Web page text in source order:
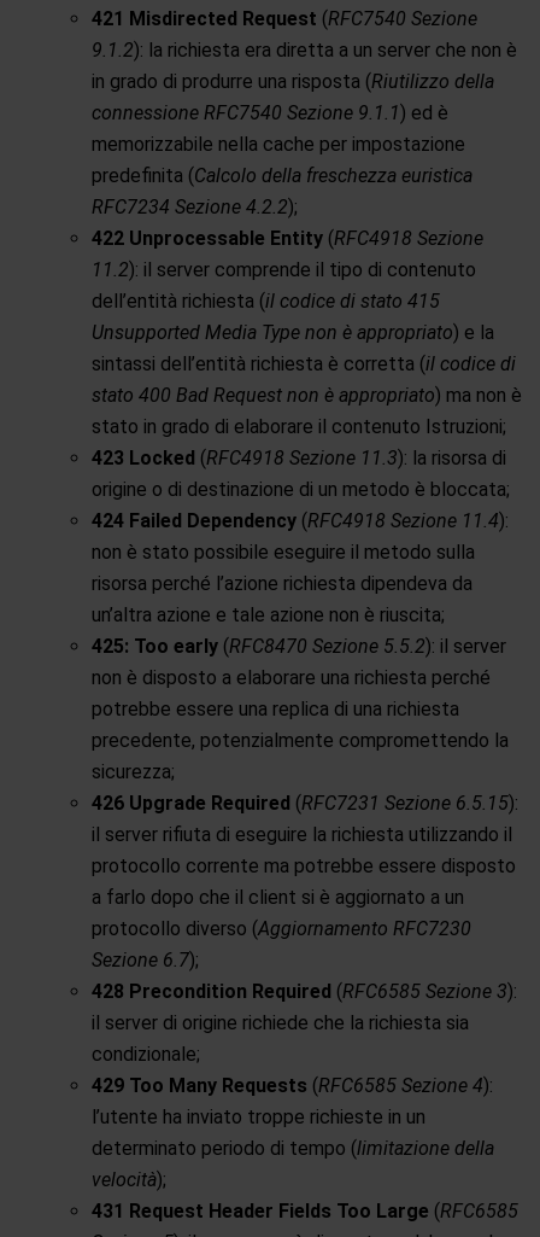
421 Misdirected Request (RFC7540 Sezione
9.1.2): la richiesta era diretta a un server che non è
in grado di produrre una risposta (Riutilizzo della
connessione RFC7540 Sezione 9.1.1) ed è
memorizzabile nella cache per impostazione
predefinita (Calcolo della freschezza euristica
RFC7234 Sezione 4.2.2);
422 Unprocessable Entity (RFC4918 Sezione
11.2): il server comprende il tipo di contenuto
dell’entità richiesta (il codice di stato 415
Unsupported Media Type non è appropriato) e la
sintassi dell’entità richiesta è corretta (il codice di
stato 400 Bad Request non è appropriato) ma non è
stato in grado di elaborare il contenuto Istruzioni;
423 Locked (RFC4918 Sezione 11.3): la risorsa di
origine o di destinazione di un metodo è bloccata;
424 Failed Dependency (RFC4918 Sezione 11.4):
non è stato possibile eseguire il metodo sulla
risorsa perché l’azione richiesta dipendeva da
un’altra azione e tale azione non è riuscita;
425: Too early (RFC8470 Sezione 5.5.2): il server
non è disposto a elaborare una richiesta perché
potrebbe essere una replica di una richiesta
precedente, potenzialmente compromettendo la
sicurezza;
426 Upgrade Required (RFC7231 Sezione 6.5.15):
il server rifiuta di eseguire la richiesta utilizzando il
protocollo corrente ma potrebbe essere disposto
a farlo dopo che il client si è aggiornato a un
protocollo diverso (Aggiornamento RFC7230
Sezione 6.7);
428 Precondition Required (RFC6585 Sezione 3):
il server di origine richiede che la richiesta sia
condizionale;
429 Too Many Requests (RFC6585 Sezione 4):
l’utente ha inviato troppe richieste in un
determinato periodo di tempo (limitazione della
velocità);
431 Request Header Fields Too Large (RFC6585